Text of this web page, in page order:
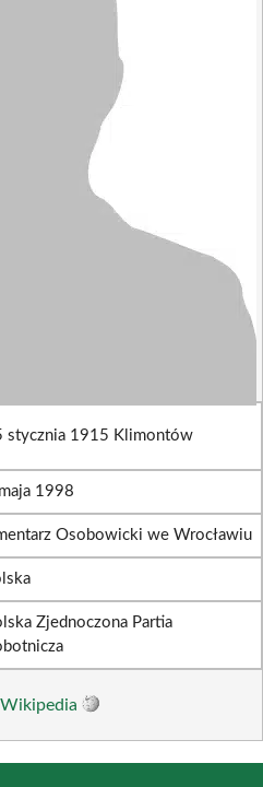
stycznia 1915 Klimontów
1998
Osobowicki we Wrocławiu
Zjednoczona Partia
Wikipedia